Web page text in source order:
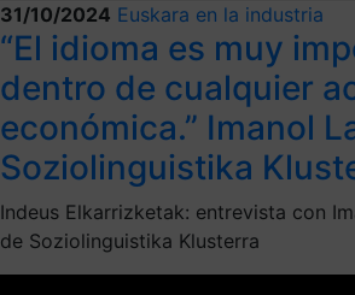
31/10/2024 Euskara en la industria
“El idioma es muy
dentro de cualquier
económica.” Imanol
Soziolinguistika
Indeus Elkarrizketak: entrevista con
de Soziolinguistika Klusterra